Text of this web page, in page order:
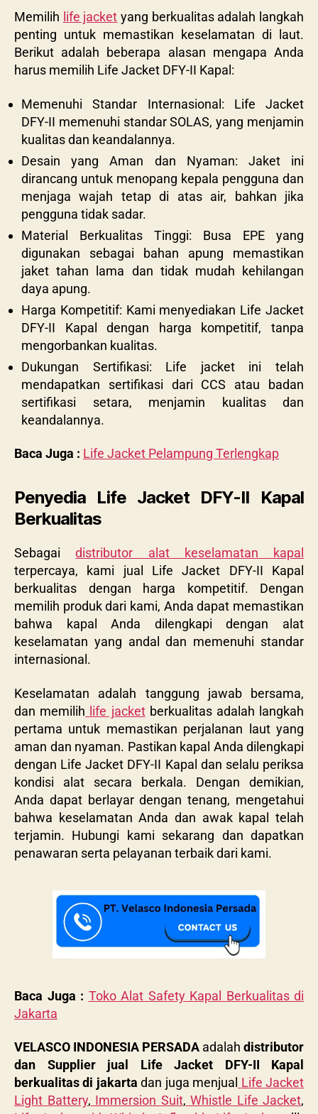
Memilih life jacket yang berkualitas adalah langkah
penting untuk memastikan keselamatan di laut.
Berikut adalah beberapa alasan mengapa Anda
harus memilih Life Jacket DFY-II Kapal:
Memenuhi Standar Internasional: Life Jacket
DFY-II memenuhi standar SOLAS, yang menjamin
kualitas dan keandalannya.
Desain yang Aman dan Nyaman: Jaket ini
dirancang untuk menopang kepala pengguna dan
menjaga wajah tetap di atas air, bahkan jika
pengguna tidak sadar.
Material Berkualitas Tinggi: Busa EPE yang
digunakan sebagai bahan apung memastikan
jaket tahan lama dan tidak mudah kehilangan
daya apung.
Harga Kompetitif: Kami menyediakan Life Jacket
DFY-II Kapal dengan harga kompetitif, tanpa
mengorbankan kualitas.
Dukungan Sertifikasi: Life jacket ini telah
mendapatkan sertifikasi dari CCS atau badan
sertifikasi setara, menjamin kualitas dan
keandalannya.
Baca Juga : Life Jacket Pelampung Terlengkap
Penyedia Life Jacket DFY-II Kapal
Berkualitas
Sebagaidistributor alat keselamatan kapal
terpercaya, kami jual Life Jacket DFY-II Kapal
berkualitas dengan harga kompetitif. Dengan
memilih produk dari kami, Anda dapat memastikan
bahwa kapal Anda dilengkapi dengan alat
keselamatan yang andal dan memenuhi standar
internasional.
Keselamatan adalah tanggung jawab bersama,
dan memilih life jacketberkualitas adalah langkah
pertama untuk memastikan perjalanan laut yang
aman dan nyaman. Pastikan kapal Anda dilengkapi
dengan Life Jacket DFY-II Kapal dan selalu periksa
kondisi alat secara berkala. Dengan demikian,
Anda dapat berlayar dengan tenang, mengetahui
bahwa keselamatan Anda dan awak kapal telah
terjamin. Hubungi kami sekarang dan dapatkan
penawaran serta pelayanan terbaik dari kami.
Baca Juga : Toko Alat Safety Kapal Berkualitas di
Jakarta
VELASCO INDONESIA PERSADA adalah distributor
dan Supplierjual Life Jacket DFY-II Kapal
berkualitasdi jakarta dan juga menjual Life Jacket
Light Battery, Immersion Suit, Whistle Life Jacket,